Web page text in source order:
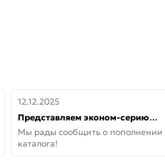
12.12.2025
Представляем эконом-серию
дверей от бренда Portika, где цена
не значит «просто»
Мы рады сообщить о пополнении
каталога!